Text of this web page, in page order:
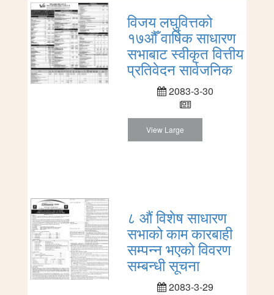
विजय लघुवित्तको
१७औँ वार्षिक साधारण
सभाबाट स्वीकृत वित्तीय
प्रतिवेदन सार्वजनिक
2083-3-30
View Large
८ औं विशेष साधारण
सभाको काम कारबाही
सम्पन्न भएको विवरण
सम्बन्धी सूचना
2083-3-29